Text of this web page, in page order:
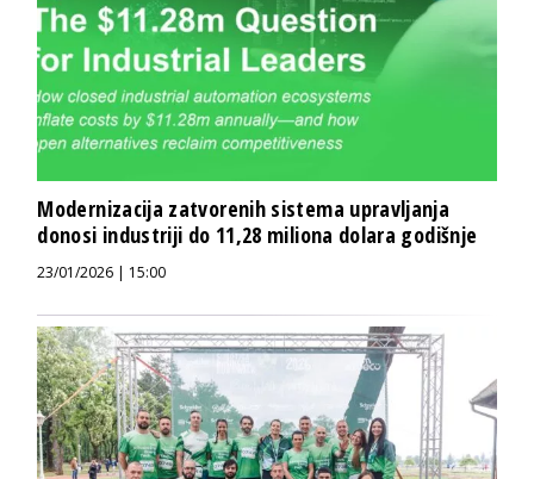
Modernizacija zatvorenih sistema upravljanja
donosi industriji do 11,28 miliona dolara godišnje
23/01/2026 | 15:00